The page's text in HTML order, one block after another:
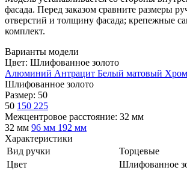
фасада. Перед заказом сравните размеры
отверстий и толщину фасада; крепежные
комплект.
Варианты модели
Цвет: Шлифованное золото
Алюминий Антрацит Белый матовый Хром
Шлифованное золото
Размер: 50
50 150 225
Межцентровое расстояние: 32 мм
32 мм 96 мм 192 мм
Характеристики
Вид ручки
Торцевые
Цвет
Шлифованное